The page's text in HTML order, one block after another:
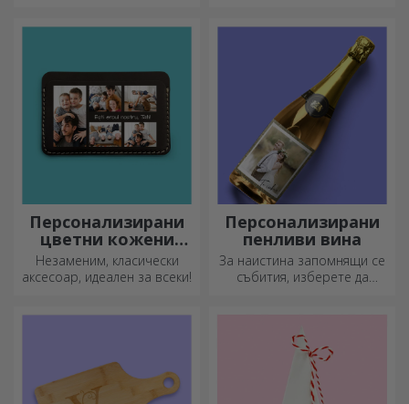
вашите картини и да
създадат вашата собствена
история!
Персонализирани
цветни кожени
портфейли
Незаменим, класически
аксесоар, идеален за всеки!
Персонализирани
пенливи вина
За наистина запомнящи се
събития, изберете да
краен предел!